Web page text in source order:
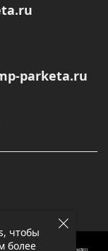
чтобы
более
parketa.ru
Москва. Обращаясь в наш